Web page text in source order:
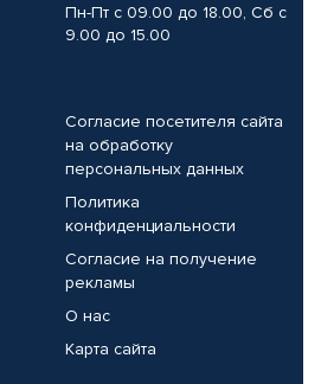
Пн-Пт с 09.00 до 18.00, Сб с
9.00 до 15.00
Согласие посетителя сайта
на обработку
персональных данных
Политика
конфиденциальности
Согласие на получение
рекламы
О нас
Карта сайта